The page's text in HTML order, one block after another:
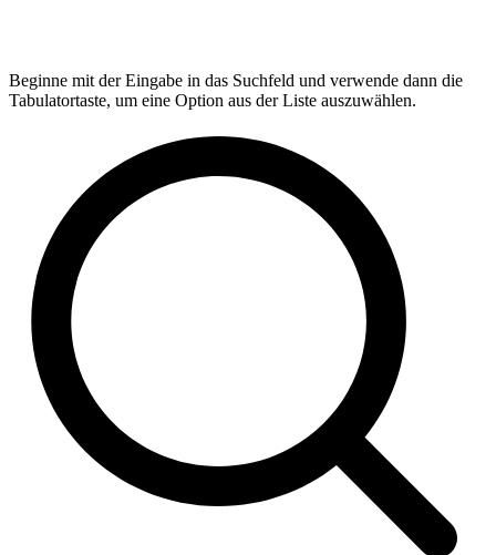
Beginne mit der Eingabe in das Suchfeld und verwende dann die
Tabulatortaste, um eine Option aus der Liste auszuwählen.